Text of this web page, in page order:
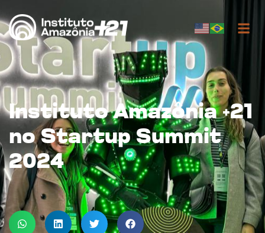
Instituto Amazônia +21
no Startup Summit
2024